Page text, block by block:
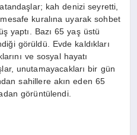
kah denizi seyretti,
kuralına uyarak sohbet
yaptı. Bazı 65 yaş üstü
görüldü. Evde kaldıkları
ve sosyal hayatı
unutamayacakları bir gün
sahillere akın eden 65
görüntülendi.